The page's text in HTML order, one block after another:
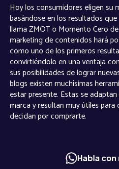
Hoy los consumidores eligen su
basándose en los resultados
llama ZMOT o Momento Cero
marketing de contenidos hará
como uno de los primeros
convirtiéndolo en una ventaja
sus posibilidades de lograr
blogs existen muchísimas
estar presente. Estas se
marca y resultan muy útiles
decidan por comprarte.
Habla